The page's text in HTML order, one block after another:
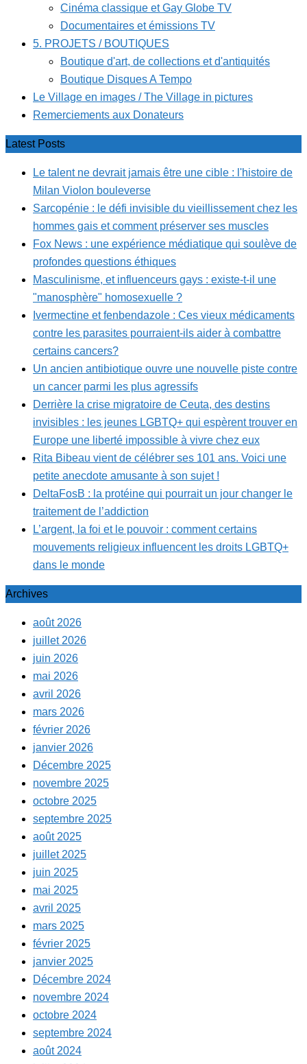
Cinéma classique et Gay Globe TV
Documentaires et émissions TV
5. PROJETS / BOUTIQUES
Boutique d'art, de collections et d'antiquités
Boutique Disques A Tempo
Le Village en images / The Village in pictures
Remerciements aux Donateurs
Latest Posts
Le talent ne devrait jamais être une cible : l'histoire de
Milan Violon bouleverse
Sarcopénie : le défi invisible du vieillissement chez les
hommes gais et comment préserver ses muscles
Fox News : une expérience médiatique qui soulève de
profondes questions éthiques
Masculinisme, et influenceurs gays : existe-t-il une
"manosphère" homosexuelle ?
Ivermectine et fenbendazole : Ces vieux médicaments
contre les parasites pourraient-ils aider à combattre
certains cancers?
Un ancien antibiotique ouvre une nouvelle piste contre
un cancer parmi les plus agressifs
Derrière la crise migratoire de Ceuta, des destins
invisibles : les jeunes LGBTQ+ qui espèrent trouver en
Europe une liberté impossible à vivre chez eux
Rita Bibeau vient de célébrer ses 101 ans. Voici une
petite anecdote amusante à son sujet !
DeltaFosB : la protéine qui pourrait un jour changer le
traitement de l’addiction
L’argent, la foi et le pouvoir : comment certains
mouvements religieux influencent les droits LGBTQ+
dans le monde
Archives
août 2026
juillet 2026
juin 2026
mai 2026
avril 2026
mars 2026
février 2026
janvier 2026
Décembre 2025
novembre 2025
octobre 2025
septembre 2025
août 2025
juillet 2025
juin 2025
mai 2025
avril 2025
mars 2025
février 2025
janvier 2025
Décembre 2024
novembre 2024
octobre 2024
septembre 2024
août 2024